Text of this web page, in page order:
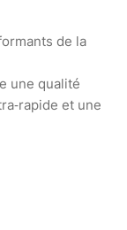
de la
une qualité
et une
sport,